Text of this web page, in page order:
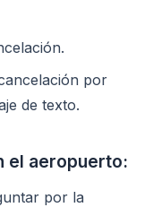
por
de texto.
el aeropuerto:
por la